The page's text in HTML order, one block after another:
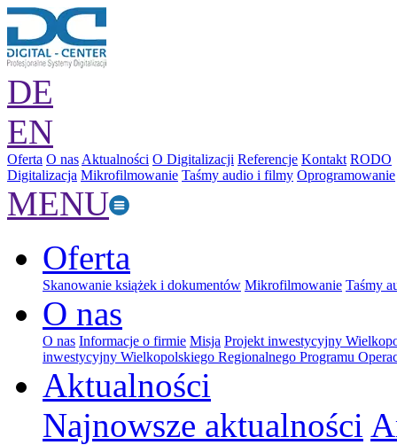
DE
EN
Oferta O nas Aktualności O Digitalizacji Referencje Kontakt RODO
Digitalizacja Mikrofilmowanie Taśmy audio i filmy Oprogramowanie
MENU
Oferta
Skanowanie książek i dokumentów Mikrofilmowanie Taśmy
O nas
O nas Informacje o firmie Misja Projekt inwestycyjny
inwestycyjny Wielkopolskiego Regionalnego Programu
Aktualności
Najnowsze aktualności